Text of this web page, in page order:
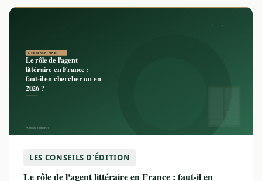
LES CONSEILS D'ÉDITION
Le rôle de l'agent littéraire en France : faut-il en